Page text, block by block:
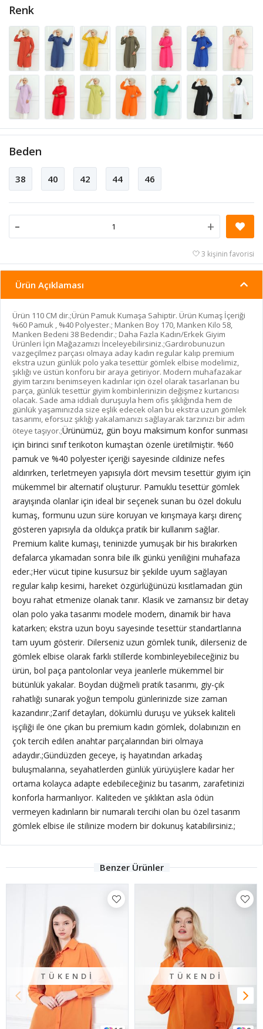
Renk
Beden
38 40 42 44 46
- +
3 kişinin favorisi
Ürün Açıklaması
Ürün 110 CM dir.;Ürün Pamuk Kumaşa Sahiptir. Ürün Kumaş İçeriği
%60 Pamuk , %40 Polyester.; Manken Boy 170, Manken Kilo 58,
Manken Bedeni 38 Bedendir.; Daha Fazla Kadın/Erkek Giyim
Ürünleri İçin Mağazamızı İnceleyebilirsiniz.;Gardırobunuzun
vazgeçilmez parçası olmaya aday kadın regular kalıp premium
ekstra uzun günlük polo yaka tesettür gömlek elbise modelimiz,
şıklığı ve üstün konforu bir araya getiriyor. Modern muhafazakar
giyim tarzını benimseyen kadınlar için özel olarak tasarlanan bu
parça, günlük tesettür giyim kombinlerinizin değişmez kurtarıcısı
olacak. Sade ama iddialı duruşuyla hem ofis şıklığında hem de
günlük yaşamınızda size eşlik edecek olan bu ekstra uzun gömlek
tasarımı, eforsuz şıklığı yakalamanızı sağlayarak tarzınızı bir adım
öteye taşıyor.;Ürünümüz, gün boyu maksimum konfor sunması
için birinci sınıf terikoton kumaştan özenle üretilmiştir. %60
pamuk ve %40 polyester içeriği sayesinde cildinize nefes
aldırırken, terletmeyen yapısıyla dört mevsim tesettür giyim için
mükemmel bir alternatif oluşturur. Pamuklu tesettür gömlek
arayışında olanlar için ideal bir seçenek sunan bu özel dokulu
kumaş, formunu uzun süre koruyan ve kırışmaya karşı direnç
gösteren yapısıyla da oldukça pratik bir kullanım sağlar.
Premium kalite kumaşı, teninizde yumuşak bir his bırakırken
defalarca yıkamadan sonra bile ilk günkü yeniliğini muhafaza
eder.;Her vücut tipine kusursuz bir şekilde uyum sağlayan
regular kalıp kesimi, hareket özgürlüğünüzü kısıtlamadan gün
boyu rahat etmenize olanak tanır. Klasik ve zamansız bir detay
olan polo yaka tasarımı modele modern, dinamik bir hava
katarken; ekstra uzun boyu sayesinde tesettür standartlarına
tam uyum gösterir. Dilerseniz uzun gömlek tunik, dilerseniz de
gömlek elbise olarak farklı stillerde kombinleyebileceğiniz bu
ürün, bol paça pantolonlar veya jeanlerle mükemmel bir
bütünlük yakalar. Boydan düğmeli pratik tasarımı, giy-çık
rahatlığı sunarak yoğun tempolu günlerinizde size zaman
kazandırır.;Zarif detayları, dökümlü duruşu ve yüksek kaliteli
işçiliği ile öne çıkan bu premium kadın gömlek, dolabınızın en
çok tercih edilen anahtar parçalarından biri olmaya
adaydır.;Gündüzden geceye, iş hayatından arkadaş
buluşmalarına, seyahatlerden günlük yürüyüşlere kadar her
ortama kolayca adapte edebileceğiniz bu tasarım, zarafetinizi
konforla harmanlıyor. Kaliteden ve şıklıktan asla ödün
vermeyen kadınların bir numaralı tercihi olan bu özel tasarım
gömlek elbise ile stilinize modern bir dokunuş katabilirsiniz.;
Benzer Ürünler
TÜKENDI TÜKENDI